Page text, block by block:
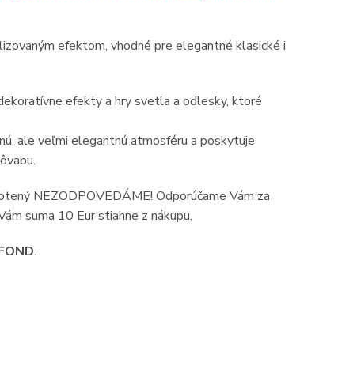
efektom, vhodné pre elegantné klasické i
efekty a hry svetla a odlesky, ktoré
ale veľmi elegantnú atmosféru a poskytuje
NEZODPOVEDÁME! Odporúčame Vám za
suma 10 Eur stiahne z nákupu.
.